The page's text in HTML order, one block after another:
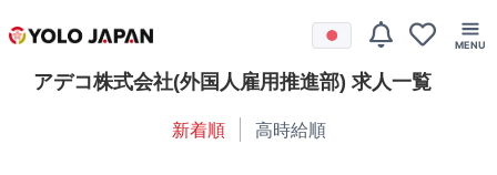
アデコ株式会社(外国人雇用推進部) 求人一覧
新着順 高時給順